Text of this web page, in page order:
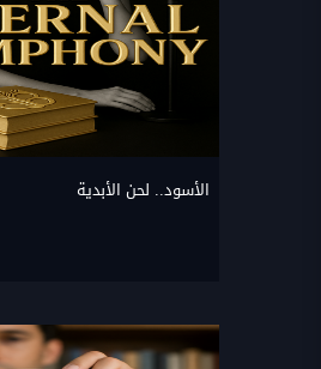
الأسود.. لحن الأبدية